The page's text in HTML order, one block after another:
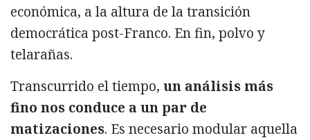
económica, a la altura de la transición
democrática post-Franco. En fin, polvo y
telarañas.
Transcurrido el tiempo, un análisis más
fino nos conduce a un par de
matizaciones. Es necesario modular aquella